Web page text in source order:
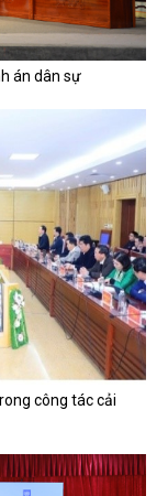
án dân sự
công tác cải